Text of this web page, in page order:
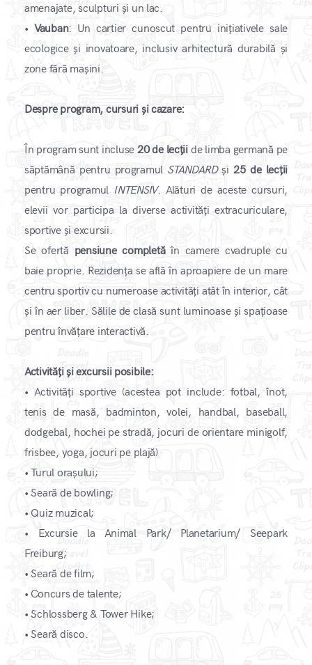
amenajate, sculpturi și un lac.
• Vauban: Un cartier cunoscut pentru inițiativele sale
ecologice și inovatoare, inclusiv arhitectură durabilă și
zone fără mașini.
Despre program, cursuri și cazare:
În program sunt incluse 20 de lecțiide limba germană pe
săptămână pentru programul STANDARDși25 de lecții
pentru programul INTENSIV. Alături de aceste cursuri,
elevii vor participa la diverse activități extracuriculare,
sportive și excursii.
Se ofertă pensiune completăîn camere cvadruple cu
baie proprie. Rezidența se află în aproapiere de un mare
centru sportiv cu numeroase activități atât în interior, cât
și în aer liber. Sălile de clasă sunt luminoase și spațioase
pentru învățare interactivă.
Activități și excursii posibile:
•Activități sportive (acestea pot include: fotbal, înot,
tenis de masă, badminton, volei, handbal, baseball,
dodgebal, hochei pe stradă, jocuri de orientare minigolf,
frisbee, yoga, jocuri pe plajă)
• Turul orașului;
• Seară de bowling;
• Quiz muzical;
• Excursie la Animal Park/ Planetarium/ Seepark
Freiburg;
• Seară de film;
• Concurs de talente;
• Schlossberg & Tower Hike;
• Seară disco.